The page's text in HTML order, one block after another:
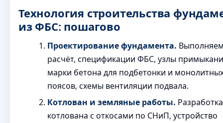
Технология строительства
из ФБС: пошагово
Проектирование фундамента.
расчёт, спецификации ФБС, узлы
марки бетона для подбетонки и
поясов, схемы вентиляции подвала.
Котлован и земляные работы. Разработка
котлована с откосами по СНиП, устройство